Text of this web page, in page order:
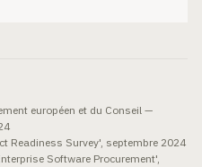
européen et du Conseil —
Readiness Survey', septembre 2024
Software Procurement',